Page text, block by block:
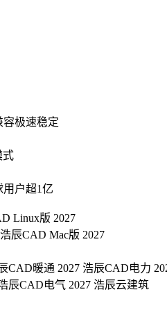
容极速稳定
式
户超1亿
Linux版 2027
浩辰CAD Mac版 2027
CAD暖通 2027 浩辰CAD电力
辰CAD电气 2027 浩辰云建筑